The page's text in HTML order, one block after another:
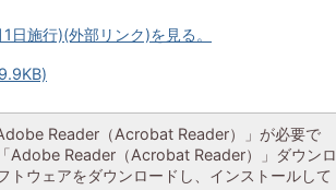
施行)(外部リンク)を見る。
Reader（Acrobat Reader）」が必要で
Adobe Reader（Acrobat Reader）」ダウンロ
トウェアをダウンロードし、インストールして